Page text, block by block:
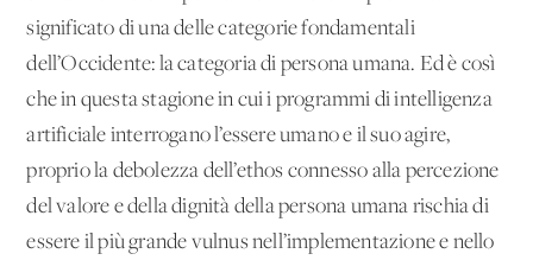
significato di una delle categorie fondamentali
dell’Occidente: la categoria di persona umana. Ed è così
che in questa stagione in cui i programmi di intelligenza
artificiale interrogano l’essere umano e il suo agire,
proprio la debolezza dell’ethos connesso alla percezione
del valore e della dignità della persona umana rischia di
essere il più grande vulnus nell’implementazione e nello